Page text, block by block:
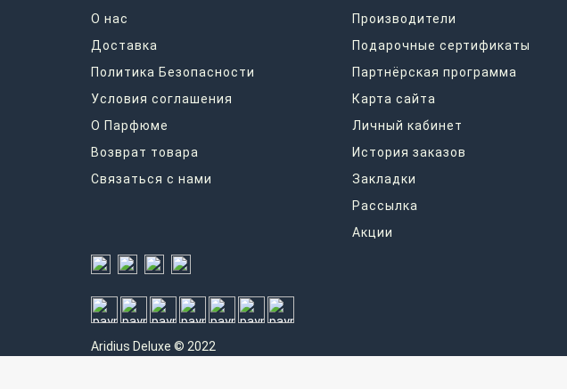
О нас
Доставка
Политика Безопасности
Условия соглашения
О Парфюме
Возврат товара
Связаться с нами
Производители
Подарочные сертификаты
Партнёрская программа
Карта сайта
Личный кабинет
История заказов
Закладки
Рассылка
Акции
Aridius Deluxe © 2022